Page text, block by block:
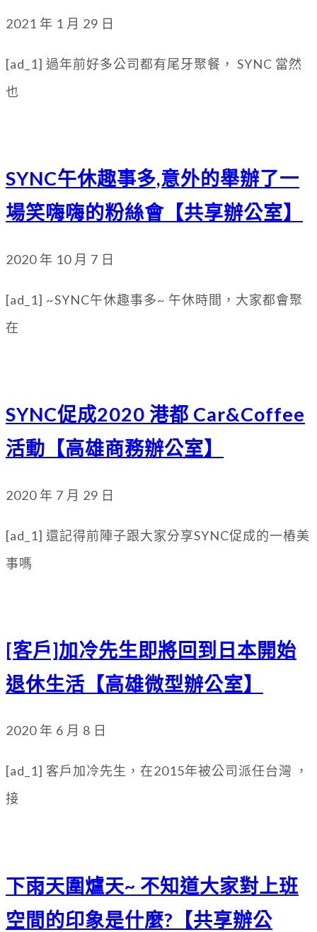
2021 年 1 月 29 日
[ad_1] 過年前好多公司都有尾牙聚餐， SYNC 當然
也
SYNC午休趣事多,意外的舉辦了一
場笑嗨嗨的粉絲會【共享辦公室】
2020 年 10 月 7 日
[ad_1] ~SYNC午休趣事多~ 午休時間，大家都會聚
在
SYNC促成2020 港都 Car&Coffee
活動【高雄商務辦公室】
2020 年 7 月 29 日
[ad_1] 還記得前陣子跟大家分享SYNC促成的一樁美
事嗎
[客戶]加冷先生即將回到日本開始
退休生活【高雄微型辦公室】
2020 年 6 月 8 日
[ad_1] 客戶加冷先生，在2015年被公司派任台灣 ，
接
下雨天圍爐天~ 不知道大家對上班
空間的印象是什麼?【共享辦公